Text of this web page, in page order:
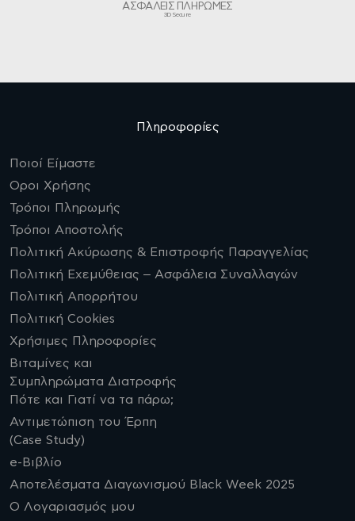
ΑΣΦΑΛΕΙΣ ΠΛΗΡΩΜΕΣ
3D Secure
Πληροφορίες
Ποιοί Είμαστε
Οροι Χρήσης
Τρόποι Πληρωμής
Τρόποι Αποστολής
Πολιτική Ακύρωσης & Επιστροφής Παραγγελίας
Πολιτική Εχεμύθειας – Ασφάλεια Συναλλαγών
Πολιτική Απορρήτου
Πολιτική Cookies
Χρήσιμες Πληροφορίες
Βιταμίνες και
Συμπληρώματα Διατροφής
Πότε και Γιατί να τα πάρω;
Αντιμετώπιση του Έρπη
(Case Study)
e-Βιβλίο
Αποτελέσματα Διαγωνισμού Black Week 2025
Ο Λογαριασμός μου